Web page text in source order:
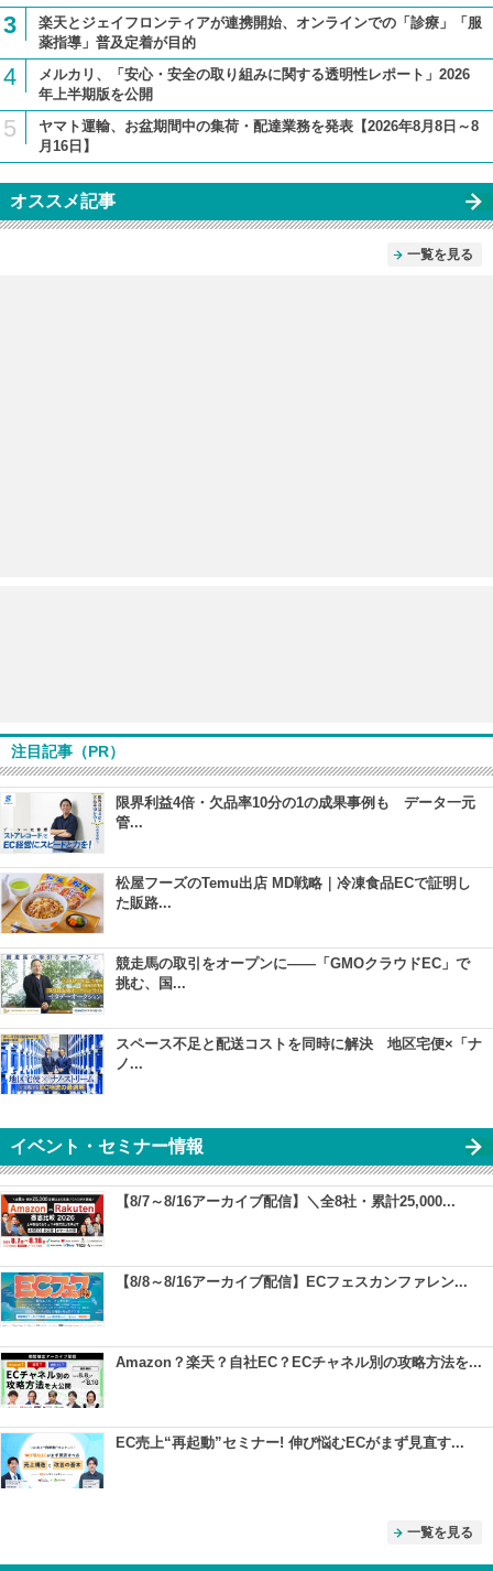
3
楽天とジェイフロンティアが連携開始、オンラインでの「診療」「服
薬指導」普及定着が目的
4
メルカリ、「安心・安全の取り組みに関する透明性レポート」2026
年上半期版を公開
5
ヤマト運輸、お盆期間中の集荷・配達業務を発表【2026年8月8日～8
月16日】
オススメ記事
一覧を見る
注目記事（PR）
限界利益4倍・欠品率10分の1の成果事例も データ一元
管...
松屋フーズのTemu出店 MD戦略｜冷凍食品ECで証明し
た販路...
競走馬の取引をオープンに――「GMOクラウドEC」で
挑む、国...
スペース不足と配送コストを同時に解決 地区宅便×「ナ
ノ...
イベント・セミナー情報
【8/7～8/16アーカイブ配信】＼全8社・累計25,000...
【8/8～8/16アーカイブ配信】ECフェスカンファレン...
Amazon？楽天？自社EC？ECチャネル別の攻略方法を...
EC売上“再起動”セミナー! 伸び悩むECがまず見直す...
一覧を見る